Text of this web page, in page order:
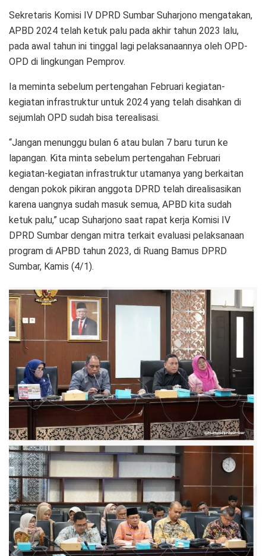
Sekretaris Komisi IV DPRD Sumbar Suharjono mengatakan,
APBD 2024 telah ketuk palu pada akhir tahun 2023 lalu,
pada awal tahun ini tinggal lagi pelaksanaannya oleh OPD-
OPD di lingkungan Pemprov.
Ia meminta sebelum pertengahan Februari kegiatan-
kegiatan infrastruktur untuk 2024 yang telah disahkan di
sejumlah OPD sudah bisa terealisasi.
“Jangan menunggu bulan 6 atau bulan 7 baru turun ke
lapangan. Kita minta sebelum pertengahan Februari
kegiatan-kegiatan infrastruktur utamanya yang berkaitan
dengan pokok pikiran anggota DPRD telah direalisasikan
karena uangnya sudah masuk semua, APBD kita sudah
ketuk palu,” ucap Suharjono saat rapat kerja Komisi IV
DPRD Sumbar dengan mitra terkait evaluasi pelaksanaan
program di APBD tahun 2023, di Ruang Bamus DPRD
Sumbar, Kamis (4/1).